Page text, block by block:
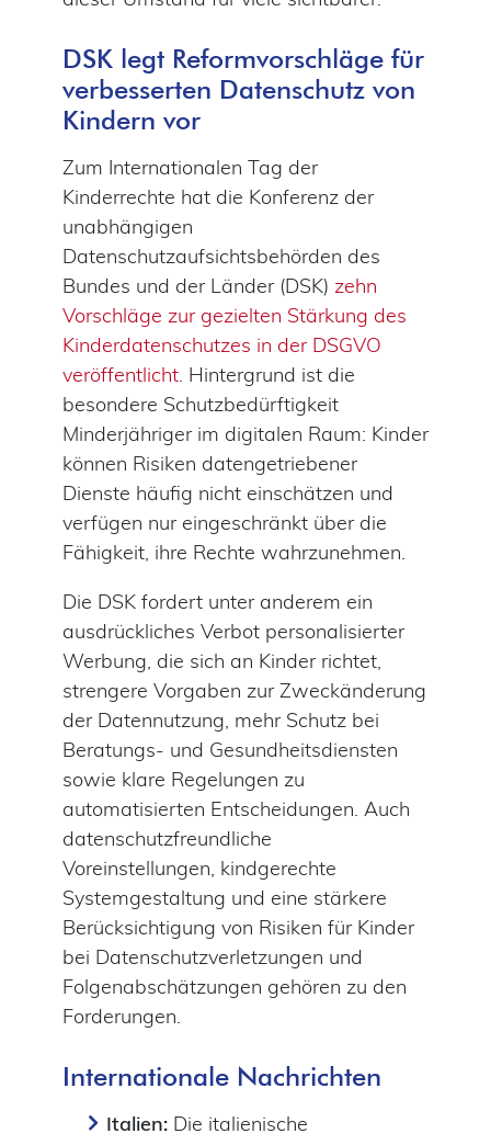
DSK legt Reformvorschläge für
verbesserten Datenschutz von
Kindern vor
Zum Internationalen Tag der
Kinderrechte hat die Konferenz der
unabhängigen
Datenschutzaufsichtsbehörden des
Bundes und der Länder (DSK) zehn
Vorschläge zur gezielten Stärkung des
Kinderdatenschutzes in der DSGVO
veröffentlicht. Hintergrund ist die
besondere Schutzbedürftigkeit
Minderjähriger im digitalen Raum: Kinder
können Risiken datengetriebener
Dienste häufig nicht einschätzen und
verfügen nur eingeschränkt über die
Fähigkeit, ihre Rechte wahrzunehmen.
Die DSK fordert unter anderem ein
ausdrückliches Verbot personalisierter
Werbung, die sich an Kinder richtet,
strengere Vorgaben zur Zweckänderung
der Datennutzung, mehr Schutz bei
Beratungs- und Gesundheitsdiensten
sowie klare Regelungen zu
automatisierten Entscheidungen. Auch
datenschutzfreundliche
Voreinstellungen, kindgerechte
Systemgestaltung und eine stärkere
Berücksichtigung von Risiken für Kinder
bei Datenschutzverletzungen und
Folgenabschätzungen gehören zu den
Forderungen.
Internationale Nachrichten
Italien: Die italienische